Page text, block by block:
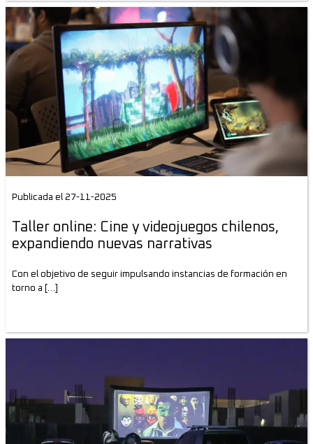
Publicada el 27-11-2025
Taller online: Cine y videojuegos chilenos,
expandiendo nuevas narrativas
Con el objetivo de seguir impulsando instancias de formación en
torno a […]